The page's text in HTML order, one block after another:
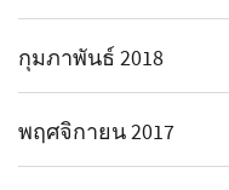
กุมภาพันธ์ 2018
พฤศจิกายน 2017